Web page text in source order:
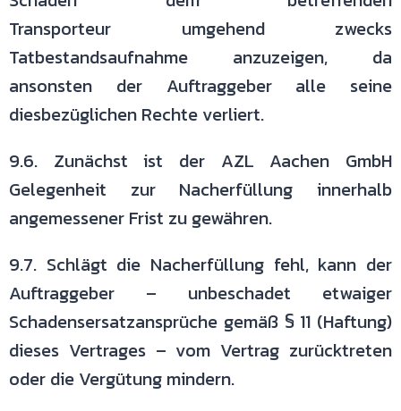
Transporteur umgehend zwecks
Tatbestandsaufnahme anzuzeigen, da
ansonsten der Auftraggeber alle seine
diesbezüglichen Rechte verliert.
9.6. Zunächst ist der AZL Aachen GmbH
Gelegenheit zur Nacherfüllung innerhalb
angemessener Frist zu gewähren.
9.7. Schlägt die Nacherfüllung fehl, kann der
Auftraggeber – unbeschadet etwaiger
Schadensersatzansprüche gemäß § 11 (Haftung)
dieses Vertrages – vom Vertrag zurücktreten
oder die Vergütung mindern.